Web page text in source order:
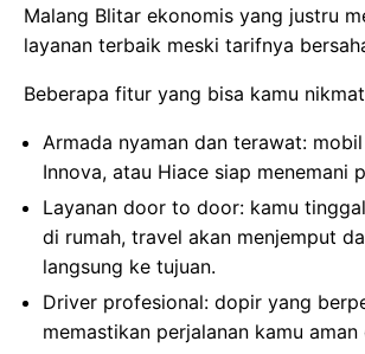
Malang Blitar ekonomis yang justru
layanan terbaik meski tarifnya
Beberapa fitur yang bisa kamu
Armada nyaman dan terawat:
Innova, atau Hiace siap menemani
Layanan door to door: kamu
di rumah, travel akan menjemput
langsung ke tujuan.
Driver profesional: dopir yang
memastikan perjalanan kamu aman